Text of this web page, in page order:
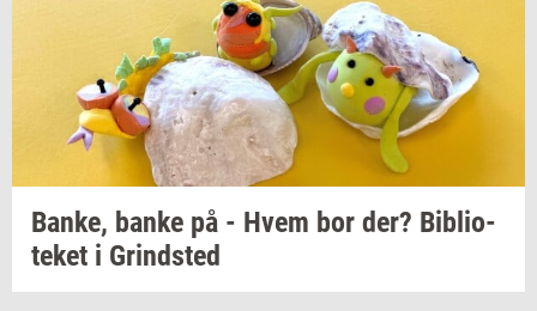
Banke, banke på - Hvem bor der? Bi­bli­o­
te­ket i Grind­sted